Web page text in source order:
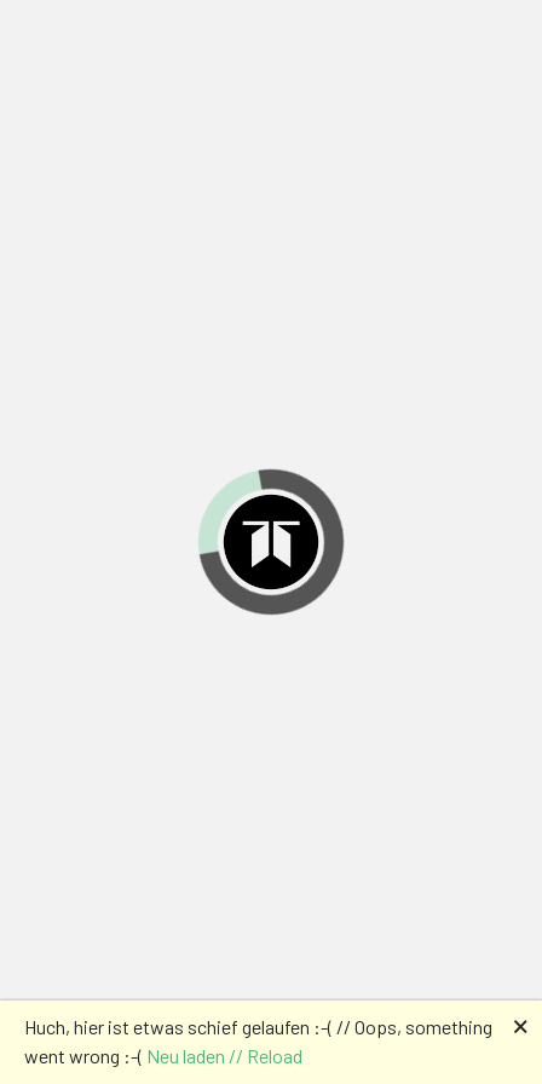
Huch, hier ist etwas schief gelaufen :-( // Oops, something
went wrong :-( Neu laden // Reload
🗙